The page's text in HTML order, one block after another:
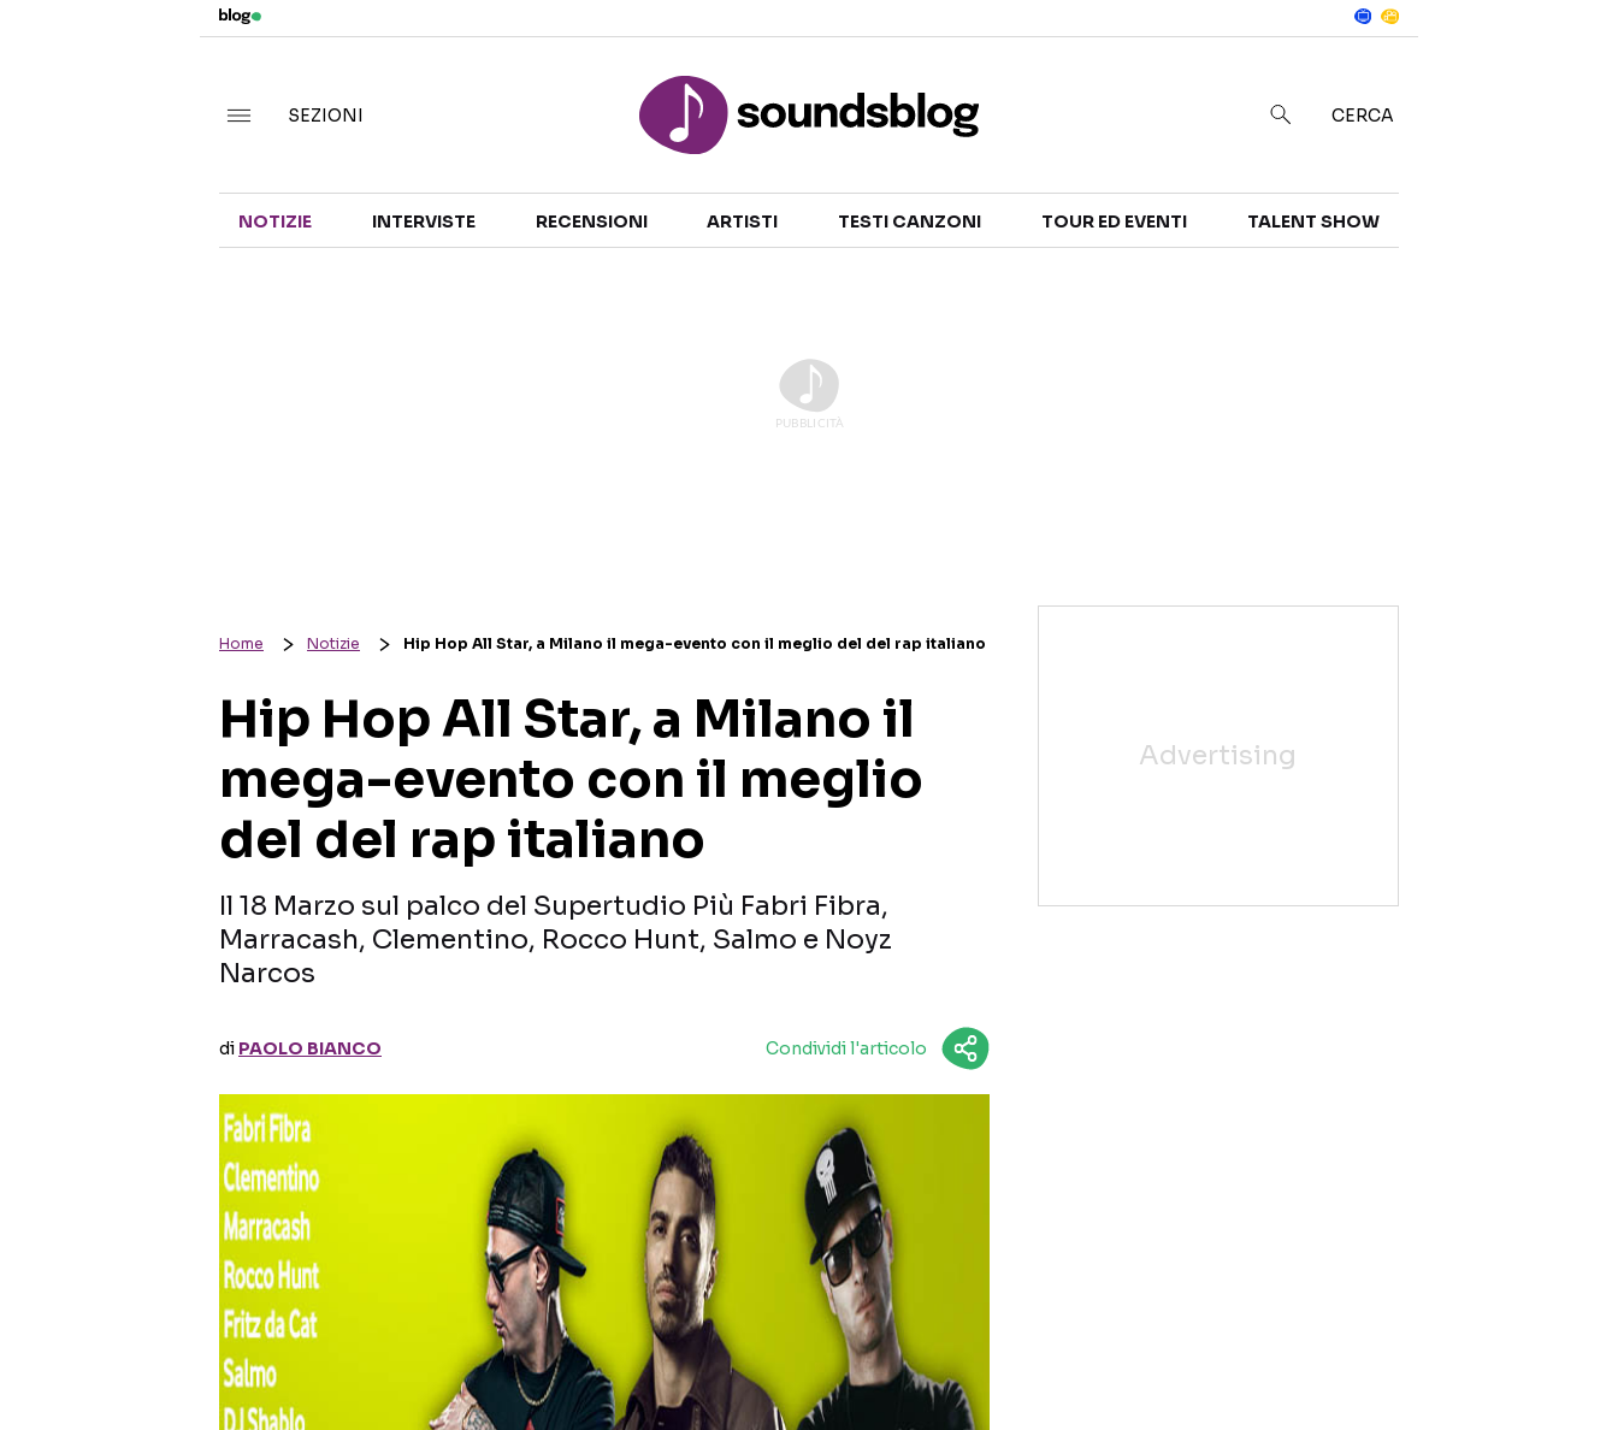
TALENT SHOW
SEZIONI CERCA
NOTIZIE INTERVISTE RECENSIONI ARTISTI TESTI CANZONI TOUR ED EVENTI TALENT SHOW
Home Notizie Hip Hop All Star, a Milano il mega-evento con il meglio del del rap italiano
Hip Hop All Star, a Milano il
mega-evento con il meglio
del del rap italiano
Il 18 Marzo sul palco del Supertudio Più Fabri Fibra,
Marracash, Clementino, Rocco Hunt, Salmo e Noyz
Narcos
di PAOLO BIANCO Condividi l'articolo